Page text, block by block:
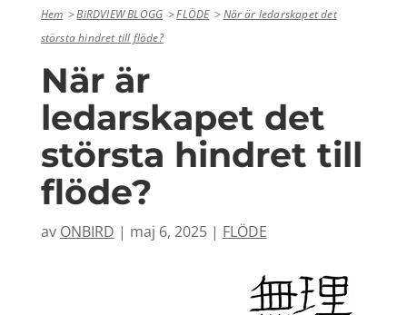
Hem BiRDVIEW BLOGG FLÖDE
När är ledarskapet det
största hindret till flöde?
När är
ledarskapet det
största hindret till
flöde?
av ONBIRD | maj 6, 2025| FLÖDE